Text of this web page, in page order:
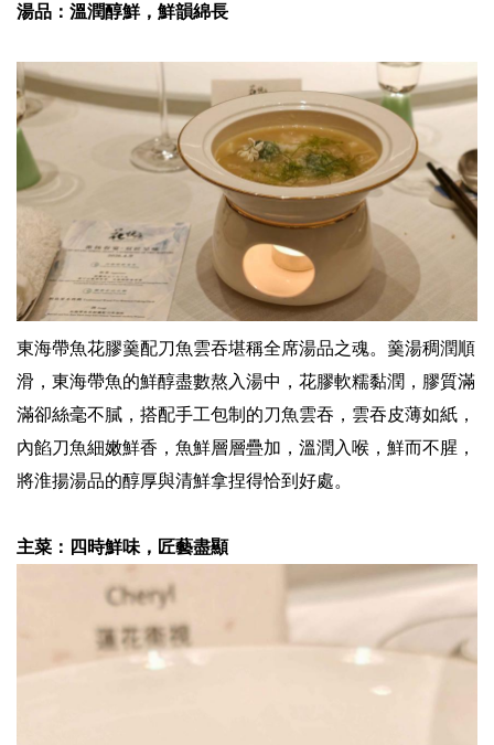
湯品：溫潤醇鮮，鮮韻綿長
東海帶魚花膠羹配刀魚雲吞堪稱全席湯品之魂。羹湯稠潤順
滑，東海帶魚的鮮醇盡數熬入湯中，花膠軟糯黏潤，膠質滿
滿卻絲毫不膩，搭配手工包制的刀魚雲吞，雲吞皮薄如紙，
內餡刀魚細嫩鮮香，魚鮮層層疊加，溫潤入喉，鮮而不腥，
將淮揚湯品的醇厚與清鮮拿捏得恰到好處。
主菜：四時鮮味，匠藝盡顯